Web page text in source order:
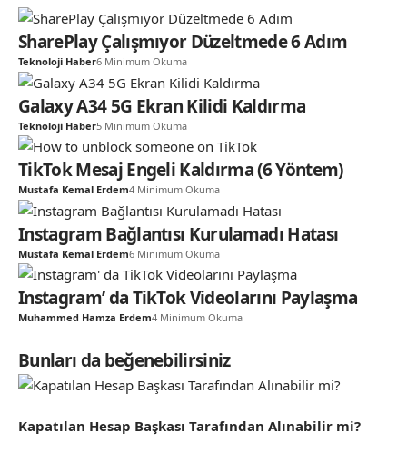
SharePlay Çalışmıyor Düzeltmede 6 Adım
Teknoloji Haber6 Minimum Okuma
Galaxy A34 5G Ekran Kilidi Kaldırma
Teknoloji Haber5 Minimum Okuma
TikTok Mesaj Engeli Kaldırma (6 Yöntem)
Mustafa Kemal Erdem4 Minimum Okuma
Instagram Bağlantısı Kurulamadı Hatası
Mustafa Kemal Erdem6 Minimum Okuma
Instagram’ da TikTok Videolarını Paylaşma
Muhammed Hamza Erdem4 Minimum Okuma
Bunları da beğenebilirsiniz
Kapatılan Hesap Başkası Tarafından Alınabilir mi?